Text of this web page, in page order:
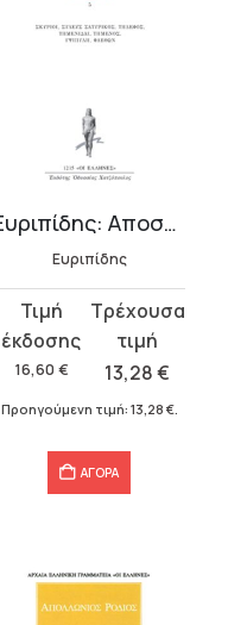
Ευριπίδης: Αποσπάσματα 5
Ευριπίδης
16,60 €
Original
price
was:
16,60 €.
13,28€
τρέχουσα
τιμή
είναι:
Προηγούμενη τιμή: 13,28 €.
ΑΓΟΡΑ